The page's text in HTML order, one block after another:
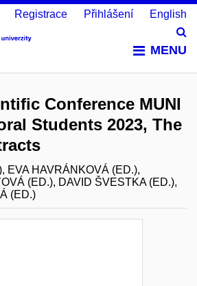
MENU
Registrace Přihlášení English
Conference MUNI
Students 2023, The
EVA HAVRÁNKOVÁ (ED.),
(ED.), DAVID ŠVESTKA (ED.),
(ED.)